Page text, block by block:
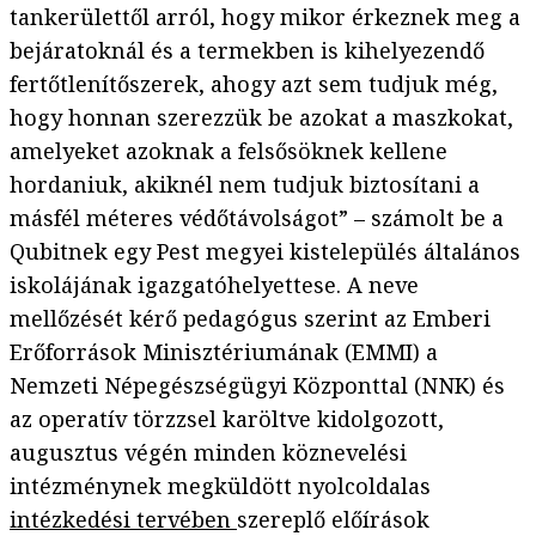
tankerülettől arról, hogy mikor érkeznek meg a
bejáratoknál és a termekben is kihelyezendő
fertőtlenítőszerek, ahogy azt sem tudjuk még,
hogy honnan szerezzük be azokat a maszkokat,
amelyeket azoknak a felsősöknek kellene
hordaniuk, akiknél nem tudjuk biztosítani a
másfél méteres védőtávolságot” – számolt be a
Qubitnek egy Pest megyei kistelepülés általános
iskolájának igazgatóhelyettese. A neve
mellőzését kérő pedagógus szerint az Emberi
Erőforrások Minisztériumának (EMMI) a
Nemzeti Népegészségügyi Központtal (NNK) és
az operatív törzzsel karöltve kidolgozott,
augusztus végén minden köznevelési
intézménynek megküldött nyolcoldalas
intézkedési tervében szereplő előírások